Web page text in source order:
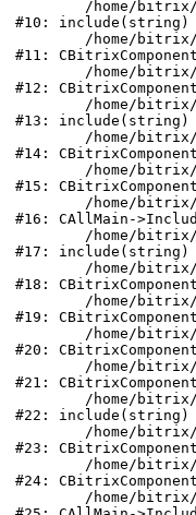
#10: include(string)
#11:
#12:
#13: include(string)
#14:
#15:
#16: CAllMain-
#17: include(string)
#18:
#19:
#20:
#21:
#22: include(string)
#23:
#24: